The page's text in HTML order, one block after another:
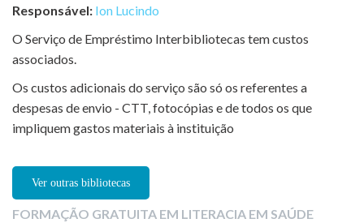
Responsável: Ion Lucindo
O Serviço de Empréstimo Interbibliotecas tem custos
associados.
Os custos adicionais do serviço são só os referentes a
despesas de envio - CTT, fotocópias e de todos os que
impliquem gastos materiais à instituição
Ver outras bibliotecas
FORMAÇÃO GRATUITA EM LITERACIA EM SAÚDE